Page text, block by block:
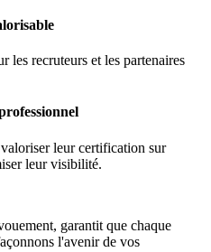
les recruteurs et les partenaires
leur certification sur
leur visibilité.
garantit que chaque
l'avenir de vos